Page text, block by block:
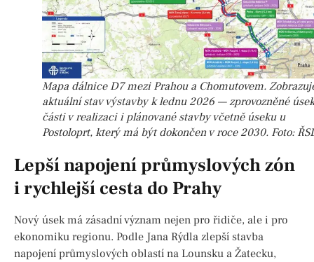
Mapa dálnice D7 mezi Prahou a Chomutovem.
aktuální stav výstavby k lednu 2026 — zprovozněné
části v realizaci i plánované stavby včetně úseku u
Postoloprt, který má být dokončen v roce 2030. Foto:
Lepší napojení průmyslových zón
i rychlejší cesta do Prahy
Nový úsek má zásadní význam nejen pro řidiče, ale i pro
ekonomiku regionu. Podle Jana Rýdla zlepší stavba
napojení průmyslových oblastí na Lounsku a Žatecku,